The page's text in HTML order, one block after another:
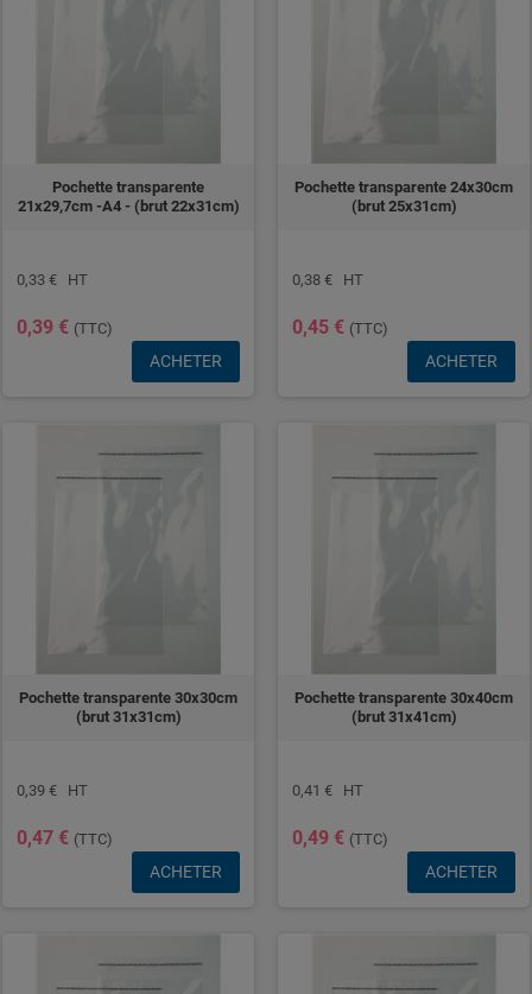
Pochette transparente
21x29,7cm -A4 - (brut 22x31cm)
0,33 € HT
0,39 € (TTC)
ACHETER
Pochette transparente 24x30cm
(brut 25x31cm)
0,38 € HT
0,45 € (TTC)
ACHETER
Pochette transparente 30x30cm
(brut 31x31cm)
0,39 € HT
0,47 € (TTC)
ACHETER
Pochette transparente 30x40cm
(brut 31x41cm)
0,41 € HT
0,49 € (TTC)
ACHETER